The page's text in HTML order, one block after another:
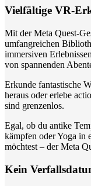
Vielfältige VR-
Mit der Meta Quest-
umfangreichen
immersiven
von spannenden
Erkunde fantastische
heraus oder erlebe
sind grenzenlos.
Egal, ob du antike
kämpfen oder Yoga in
möchtest – der Meta
Kein